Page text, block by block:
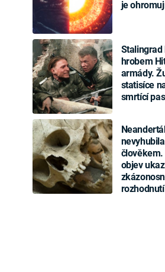
je
Stalingrad
hrobem
armády.
statisíce
smrtící
člověkem.
objev
rozhodnutí